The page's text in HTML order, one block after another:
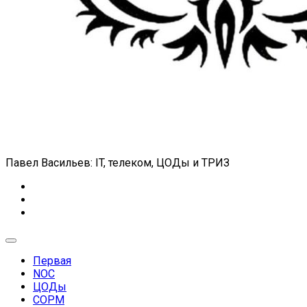
Павел Васильев: IT, телеком, ЦОДы и ТРИЗ
Expand
Первая
NOC
ЦОДы
СОРМ